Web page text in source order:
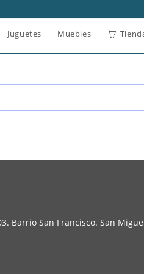
Juguetes Muebles
Barrio San Francisco. San